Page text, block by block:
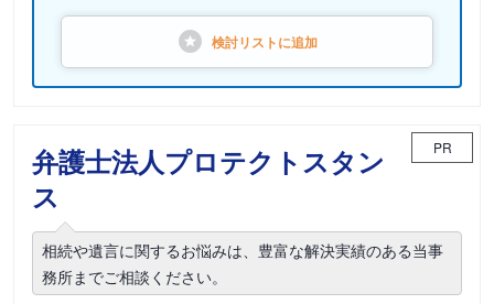
検討リストに追加
弁護士法人プロテクトスタン
ス
PR
相続や遺言に関するお悩みは、豊富な解決実績のある当事
務所までご相談ください。